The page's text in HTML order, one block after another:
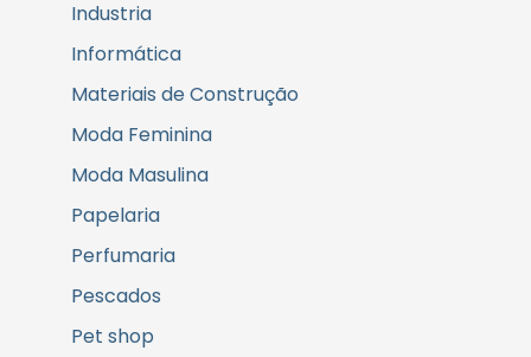
Industria
Informática
Materiais de Construção
Moda Feminina
Moda Masulina
Papelaria
Perfumaria
Pescados
Pet shop